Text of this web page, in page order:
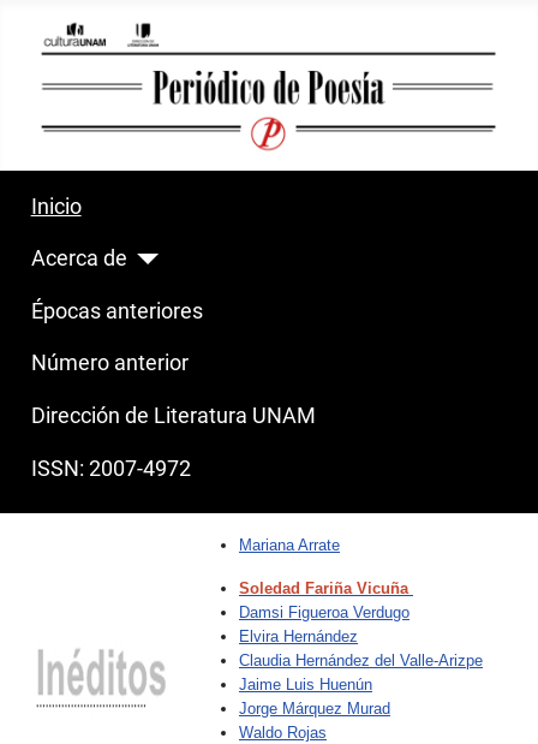
Inicio
Acerca de
Épocas anteriores
Número anterior
Dirección de Literatura UNAM
ISSN: 2007-4972
Mariana Arrate
Soledad Fariña Vicuña
Damsi Figueroa Verdugo
Elvira Hernández
Claudia Hernández del Valle-Arizpe
Jaime Luis Huenún
Jorge Márquez Murad
Waldo Rojas